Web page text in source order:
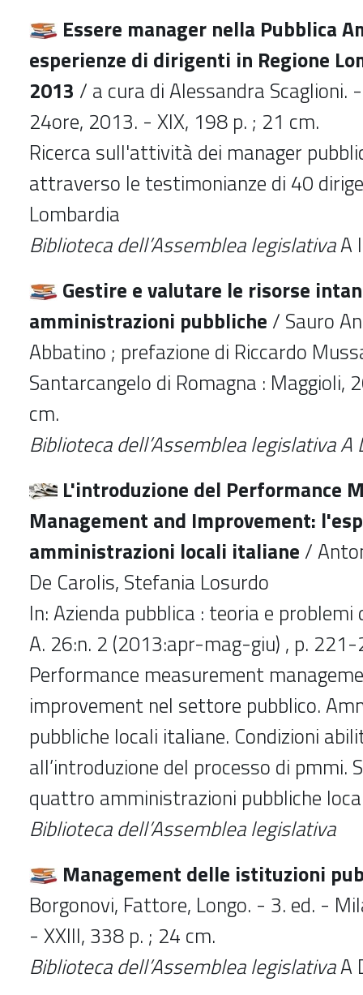
Essere manager nella Pubblica
esperienze di dirigenti in Regione
2013 / a cura di Alessandra Scaglioni.
24ore, 2013. - XIX, 198 p. ; 21 cm.
Ricerca sull'attività dei manager
attraverso le testimonianze di 40
Lombardia
Biblioteca dell’Assemblea legislativaA
Gestire e valutare le risorse
amministrazioni pubbliche / Sauro
Abbatino ; prefazione di Riccardo
Santarcangelo di Romagna : Maggioli,
cm.
Biblioteca dell’Assemblea legislativa A
L'introduzione del Performance
Management and Improvement:
amministrazioni locali italiane /
De Carolis, Stefania Losurdo
In: Azienda pubblica : teoria e
A. 26:n. 2 (2013:apr-mag-giu) , p.
Performance measurement
improvement nel settore pubblico.
pubbliche locali italiane. Condizioni
all’introduzione del processo di pmmi.
quattro amministrazioni pubbliche
Biblioteca dell’Assemblea legislativa
Management delle istituzioni
Borgonovi, Fattore, Longo. - 3. ed. -
- XXIII, 338 p. ; 24 cm.
Biblioteca dell’Assemblea legislativaA